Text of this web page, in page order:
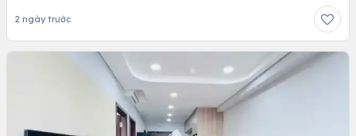
2 ngày trước